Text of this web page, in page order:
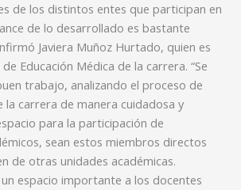
de los distintos entes que participan en
de lo desarrollado es bastante
Javiera Muñoz Hurtado, quien es
Educación Médica de la carrera. “Se
trabajo, analizando el proceso de
la carrera de manera cuidadosa y
para la participación de
sean estos miembros directos
de otras unidades académicas.
espacio importante a los docentes